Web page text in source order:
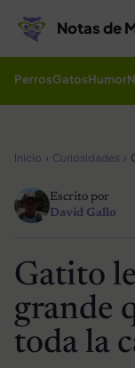
Notas de
PerrosGatosHumor
Inicio Curiosidades
Escrito por
David Gallo
Gatito
grande
toda la